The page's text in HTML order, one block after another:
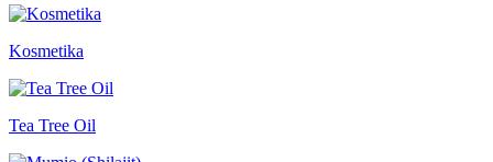
Kosmetika
Tea Tree Oil